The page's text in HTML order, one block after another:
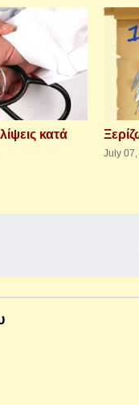
κατά
July